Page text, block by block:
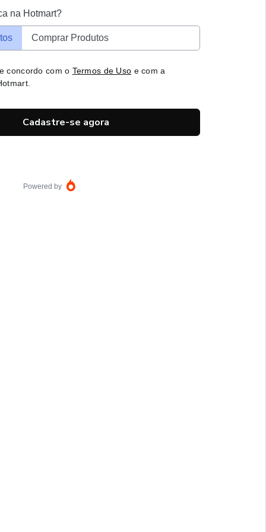
na Hotmart?
Comprar Produtos
concordo com o Termos de Uso e com a
Cadastre-se agora
Powered by